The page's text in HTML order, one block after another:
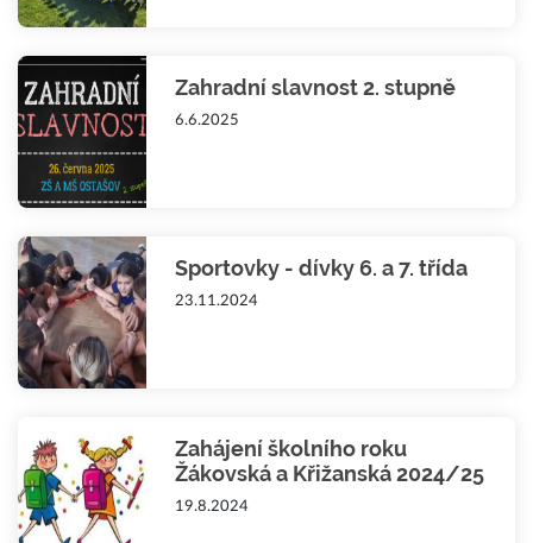
Zahradní slavnost 2. stupně
6.6.2025
Sportovky - dívky 6. a 7. třída
23.11.2024
Zahájení školního roku
Žákovská a Křižanská 2024/25
19.8.2024